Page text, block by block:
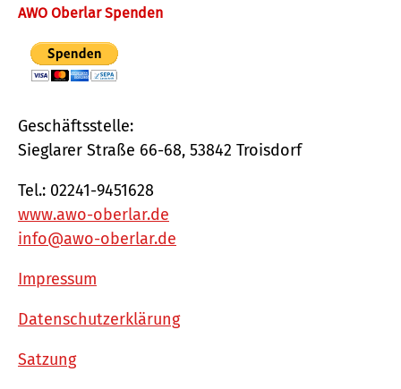
AWO Oberlar Spenden
Geschäftsstelle:
Sieglarer Straße 66-68, 53842 Troisdorf
Tel.: 02241-9451628
www.awo-oberlar.de
info@awo-oberlar.de
Impressum
Datenschutzerklärung
Satzung